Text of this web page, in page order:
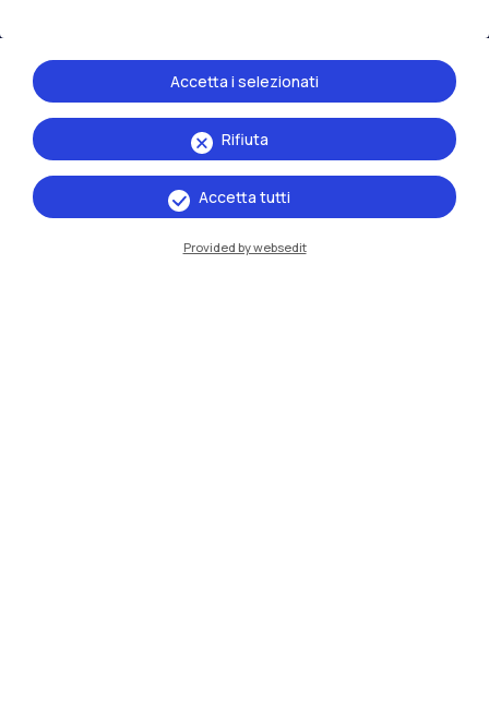
Rifiuta
Accetta i selezionati
Accetta tutti
Provided by websedit